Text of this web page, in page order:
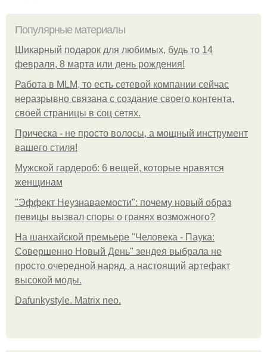
Популярные материалы
Шикарный подарок для любимых, будь то 14
февраля, 8 марта или день рождения!
Работа в MLM, то есть сетевой компании сейчас
неразрывно связана с создание своего контента,
своей страницы в соц сетях.
Прическа - не просто волосы, а мощный инструмент
вашего стиля!
Мужской гардероб: 6 вещей, которые нравятся
женщинам
"Эффект Неузнаваемости": почему новый образ
певицы вызвал споры о гранях возможного?
На шанхайской премьере "Человека - Паука:
Совершенно Новый День" зендея выбрала не
просто очередной наряд, а настоящий артефакт
высокой моды.
Dafunkystyle. Matrix neo.